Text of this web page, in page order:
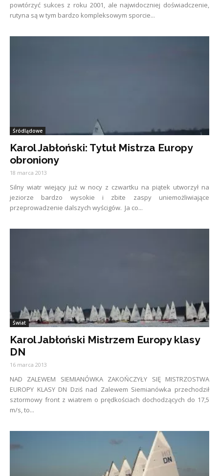
powtórzyć sukces z roku 2001, ale najwidoczniej doświadczenie,
rutyna są w tym bardzo kompleksowym sporcie...
Śródlądowe
Karol Jabłoński: Tytuł Mistrza Europy
obroniony
18 marca 2013
Silny wiatr wiejący już w nocy z czwartku na piątek utworzył na
jeziorze bardzo wysokie i zbite zaspy uniemożliwiające
przeprowadzenie dalszych wyścigów. Ja co...
Świat
Karol Jabłoński Mistrzem Europy klasy
DN
16 marca 2013
NAD ZALEWEM SIEMIANÓWKA ZAKOŃCZYŁY SIĘ MISTRZOSTWA
EUROPY KLASY DN Dziś nad Zalewem Siemianówka przechodził
sztormowy front z wiatrem o prędkościach dochodzących do 17,5
m/s, to...